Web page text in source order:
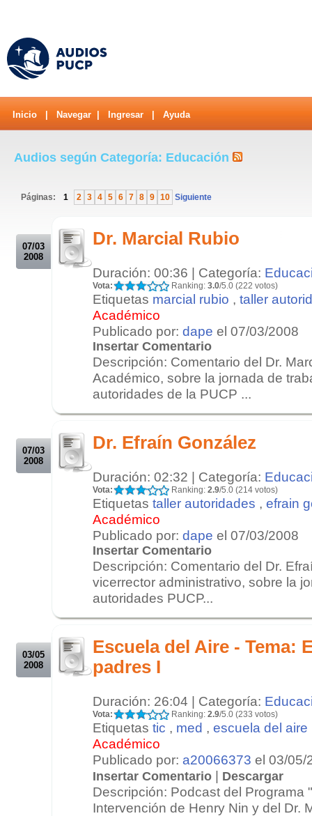
Inicio Navegar Ingresar Ayuda
Audios según Categoría: Educación
Páginas: 1 2 3 4 5 6 7 8 9 10 Siguiente
07/03
2008
Dr. Marcial Rubio
Duración: 00:36 | Categoría:
Vota: Ranking: 3.0/5.0 (222 votos)
Etiquetas marcial rubio , taller
Académico
Publicado por: dape el 07/03/2008
Insertar Comentario
Descripción: Comentario del Dr.
Académico, sobre la jornada de
autoridades de la PUCP ...
07/03
2008
Dr. Efraín González
Duración: 02:32 | Categoría:
Vota: Ranking: 2.9/5.0 (214 votos)
Etiquetas taller autoridades , efrain
Académico
Publicado por: dape el 07/03/2008
Insertar Comentario
Descripción: Comentario del Dr.
vicerrector administrativo, sobre la
autoridades PUCP...
03/05
2008
Escuela del Aire - Tema:
padres I
Duración: 26:04 | Categoría:
Vota: Ranking: 2.9/5.0 (233 votos)
Etiquetas tic , med , escuela del aire
Académico
Publicado por: a20066373 el 03/05/
Insertar Comentario | Descargar
Descripción: Podcast del Programa
Intervención de Henry Nin y del Dr.